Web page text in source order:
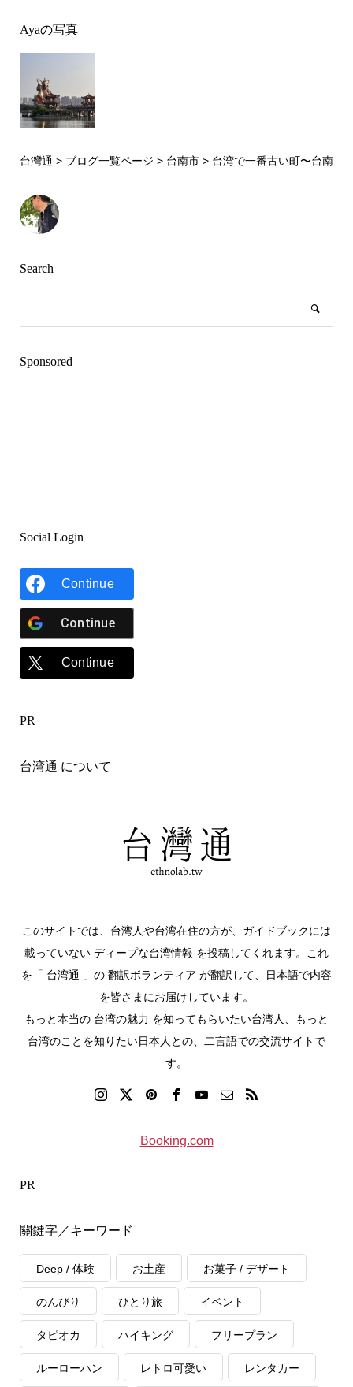
Ayaの写真
台灣通 > ブログ一覧ページ > 台南市> 台湾で一番古い町〜台南
Search
Sponsored
Social Login
Continue
Continue
Continue
PR
台湾通 について
このサイトでは、台湾人や台湾在住の方が、ガイドブックには
載っていない ディープな台湾情報 を投稿してくれます。これ
を「 台湾通 」の 翻訳ボランティア が翻訳して、日本語で内容
を皆さまにお届けしています。
もっと本当の 台湾の魅力 を知ってもらいたい台湾人、もっと
台湾のことを知りたい日本人との、二言語での交流サイトで
す。
Booking.com
PR
關鍵字／キーワード
Deep / 体験 お土産 お菓子 / デザート
のんびり ひとり旅 イベント
タピオカ ハイキング フリープラン
ルーローハン レトロ可愛い レンタカー